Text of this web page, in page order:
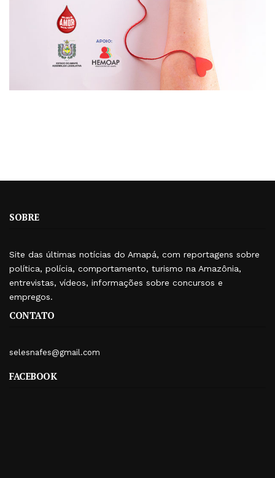
SOBRE
Site das últimas notícias do Amapá, com reportagens sobre
política, polícia, comportamento, turismo na Amazônia,
entrevistas, vídeos, informações sobre concursos e
empregos.
CONTATO
selesnafes@gmail.com
FACEBOOK